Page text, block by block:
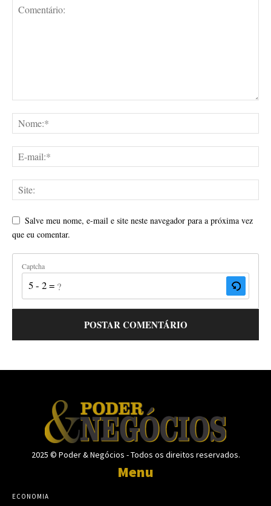
Salve meu nome, e-mail e site neste navegador para a próxima vez
que eu comentar.
Captcha
5 - 2 = ?
2025 © Poder & Negócios - Todos os direitos reservados.
Menu
ECONOMIA